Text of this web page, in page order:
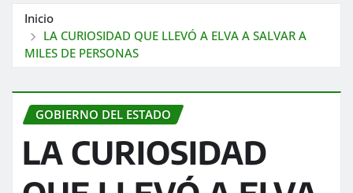
Inicio
LA CURIOSIDAD QUE LLEVÓ A ELVA A SALVAR A
MILES DE PERSONAS
GOBIERNO DEL ESTADO
LA CURIOSIDAD